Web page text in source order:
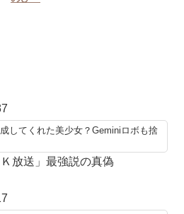
してくれた美少女？Geminiロボも捨
放送」最強説の真偽